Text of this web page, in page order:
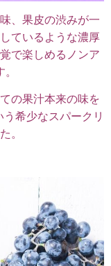
、果皮の渋みが一
ているような濃厚
で楽しめるノンア
の果汁本来の味を
希少なスパークリ
。